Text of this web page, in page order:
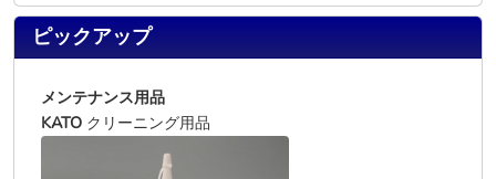
ピックアップ
メンテナンス用品
KATO クリーニング用品